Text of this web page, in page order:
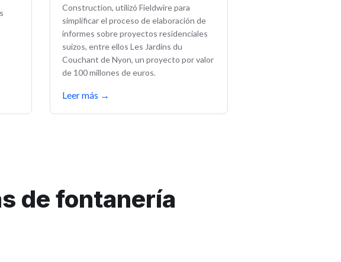
Construction, utilizó Fieldwire para
simplificar el proceso de elaboración de
informes sobre proyectos residenciales
suizos, entre ellos Les Jardins du
Couchant de Nyon, un proyecto por valor
de 100 millones de euros.
Leer más →
de fontanería